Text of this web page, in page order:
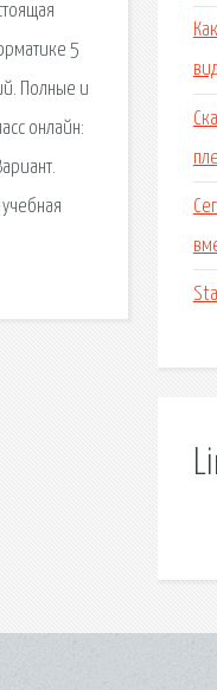
5
Полные и
онлайн: